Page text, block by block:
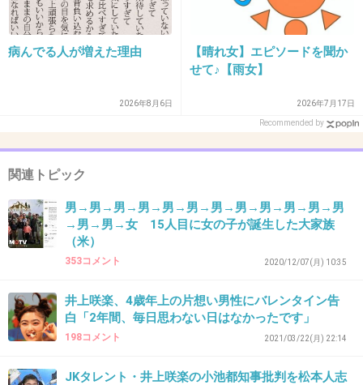
の告白
2022/01/07(金) 09:56:53
36. 匿名2022/01/07(金) 09:58:00
1件の返信
病んでる人が増えた理由
2026年8月6日
【晴れ女】エピソードを聞か
せて♪【雨女】
2026年7月17日
Recommended by
関連トピック
男→男→男→男→男→男→男→男→男→男→男→男
→男→男→女 15人目に女の子が誕生した大家族
（米）
353コメント 2020/12/07(月) 10:35
井上咲楽、4歳年上の片想い男性にバレンタイン告
白「2年間、毎日思わない日はなかったです」
198コメント 2021/03/22(月) 22:14
JKタレント・井上咲楽の小池都知事批判を松本人志